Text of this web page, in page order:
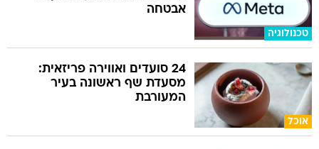
טכנולוגיה
אבטחה
אוכל
24 סועדים ואווירה פריזאית:
מסעדת שף ראשונה בעיר
המעורבת